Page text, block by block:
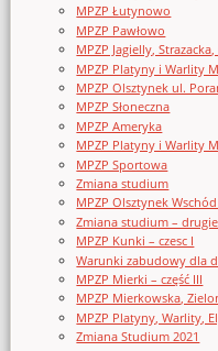
MPZP Łutynowo
MPZP Pawłowo
MPZP Jagielly,
MPZP Platyny i Warlity
MPZP Olsztynek ul.
MPZP Słoneczna
MPZP Ameryka
MPZP Platyny i Warlity
MPZP Sportowa
Zmiana studium
MPZP Olsztynek Wschód
Zmiana studium –
MPZP Kunki – czesc I
Warunki zabudowy dla
MPZP Mierki – część III
MPZP Mierkowska,
MPZP Platyny, Warlity,
Zmiana Studium 2021